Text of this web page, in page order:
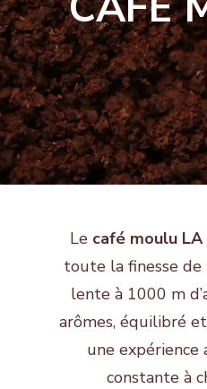
Le café moulu LA
toute la finesse
lente à 1000 m
arômes, équilibré
une
constante à